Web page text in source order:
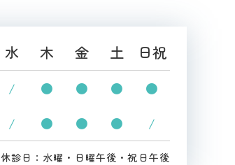
水 木 金 土
日祝
/ ● ● ● ●
/ ● ● ● /
休診日：水曜・日曜午後・祝日午後